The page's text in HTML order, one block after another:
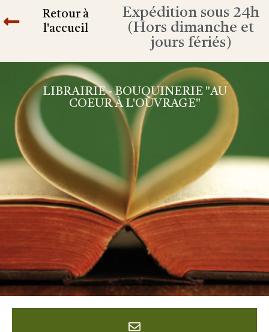
Retour à
l'accueil
Expédition sous 24h
(Hors dimanche et
jours fériés)
LIBRAIRIE - BOUQUINERIE "AU
COEUR À L'OUVRAGE"